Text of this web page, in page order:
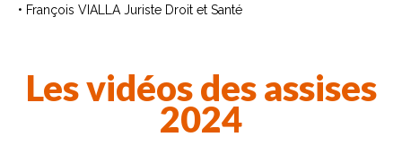
• François VIALLA Juriste Droit et Santé
Les vidéos des assises
2024